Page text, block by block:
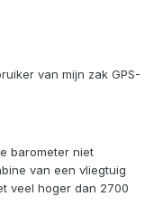
van mijn zak GPS-
barometer niet
van een vliegtuig
veel hoger dan 2700